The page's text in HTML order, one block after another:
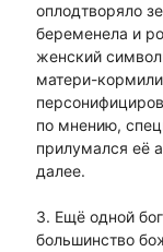
оплодтворяло
беременела и
женский
матери-
по мнению,
прилумался её
далее.
3. Ещё одной
большинство